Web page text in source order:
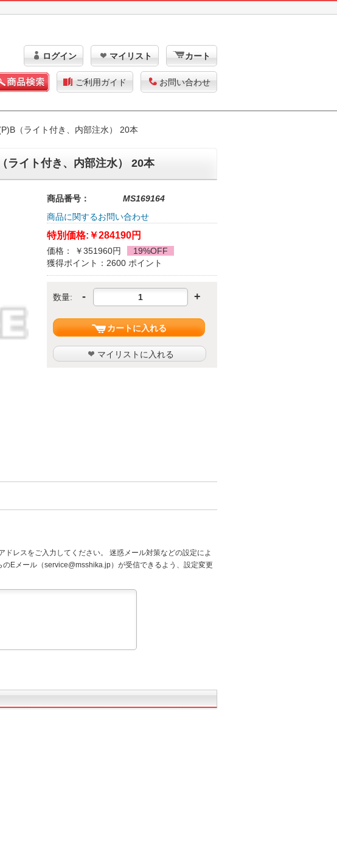
ログイン マイリスト カート
ご利用ガイド お問い合わせ
（ライト付き、内部注水） 20本
イト付き、内部注水） 20本
商品番号：
MS169164
商品に関するお問い合わせ
特別価格: ￥284190円
価格： ￥351960円
19%OFF
獲得ポイント：2600 ポイント
数量: - +
カートに入れる
マイリストに入れる
ドレスをご入力してください。 迷惑メール対策などの設定によ
Eメール（service@msshika.jp）が受信できるよう、設定変更